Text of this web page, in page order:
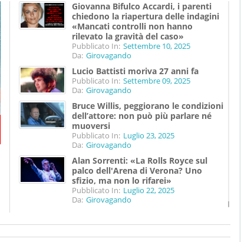
Giovanna Bifulco Accardi, i parenti
chiedono la riapertura delle indagini
«Mancati controlli non hanno
rilevato la gravità del caso»
Pubblicato In: Settembre 10, 2025
Da: Girovagando
Lucio Battisti moriva 27 anni fa
Pubblicato In: Settembre 09, 2025
Da: Girovagando
Bruce Willis, peggiorano le condizioni
dell’attore: non può più parlare né
muoversi
Pubblicato In: Luglio 23, 2025
Da: Girovagando
Alan Sorrenti: «La Rolls Royce sul
palco dell'Arena di Verona? Uno
sfizio, ma non lo rifarei»
Pubblicato In: Luglio 22, 2025
Da: Girovagando